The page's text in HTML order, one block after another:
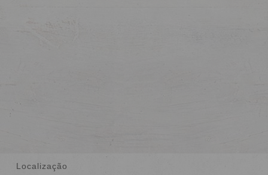
OFERTAS ESPECIAIS
Localização